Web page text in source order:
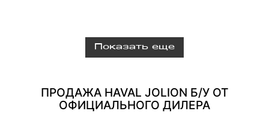
Показать еще
ПРОДАЖА HAVAL JOLION Б/У ОТ
ОФИЦИАЛЬНОГО ДИЛЕРА